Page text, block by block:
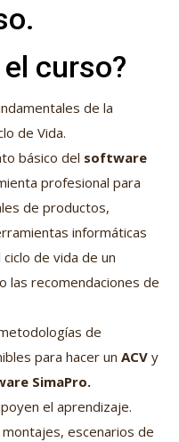
curso?
de la
de Vida.
básico del software
profesional para
de productos,
informáticas
de vida de un
las recomendaciones de
de
para hacer un ACV y
SimaPro.
el aprendizaje.
escenarios de